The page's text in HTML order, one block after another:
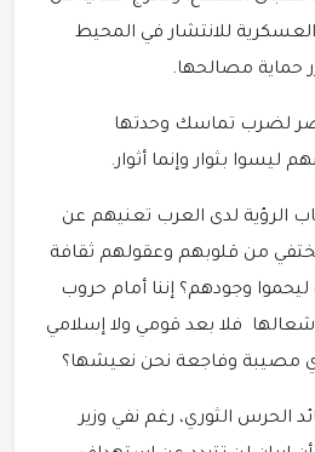
للانتشار في المحيط
حماية مصالحها.
لضرب تماسك وحدتها
ليسوا بثوار وإنما أثوار.
الرؤية لدى العرب تعنيهم عن
من قلوبهم وعقولهم ثقافة
ليحموا وجودهم؟ إننا أمام حروب
فلا بعد قومي ولا إسلامي
مصيبة وفاجعة نحن نعيشها؟
الحرس الثوري، رغم نفي وزير